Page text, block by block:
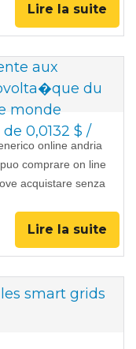
Lire la suite
aux
du
monde
0,0132 $ /
online andria
comprare on line
acquistare senza
Lire la suite
smart grids